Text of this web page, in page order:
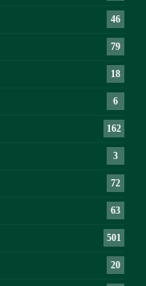
46
79
18
6
162
3
72
63
501
20